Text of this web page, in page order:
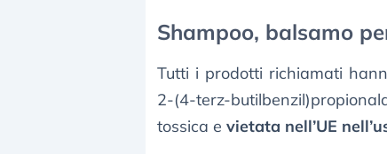
Shampoo, balsamo
Tutti i prodotti richiamati
2-(4-terz-
tossica e vietata nell’UE